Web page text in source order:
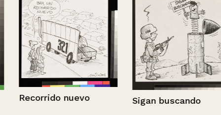
Recorrido nuevo Sigan buscando